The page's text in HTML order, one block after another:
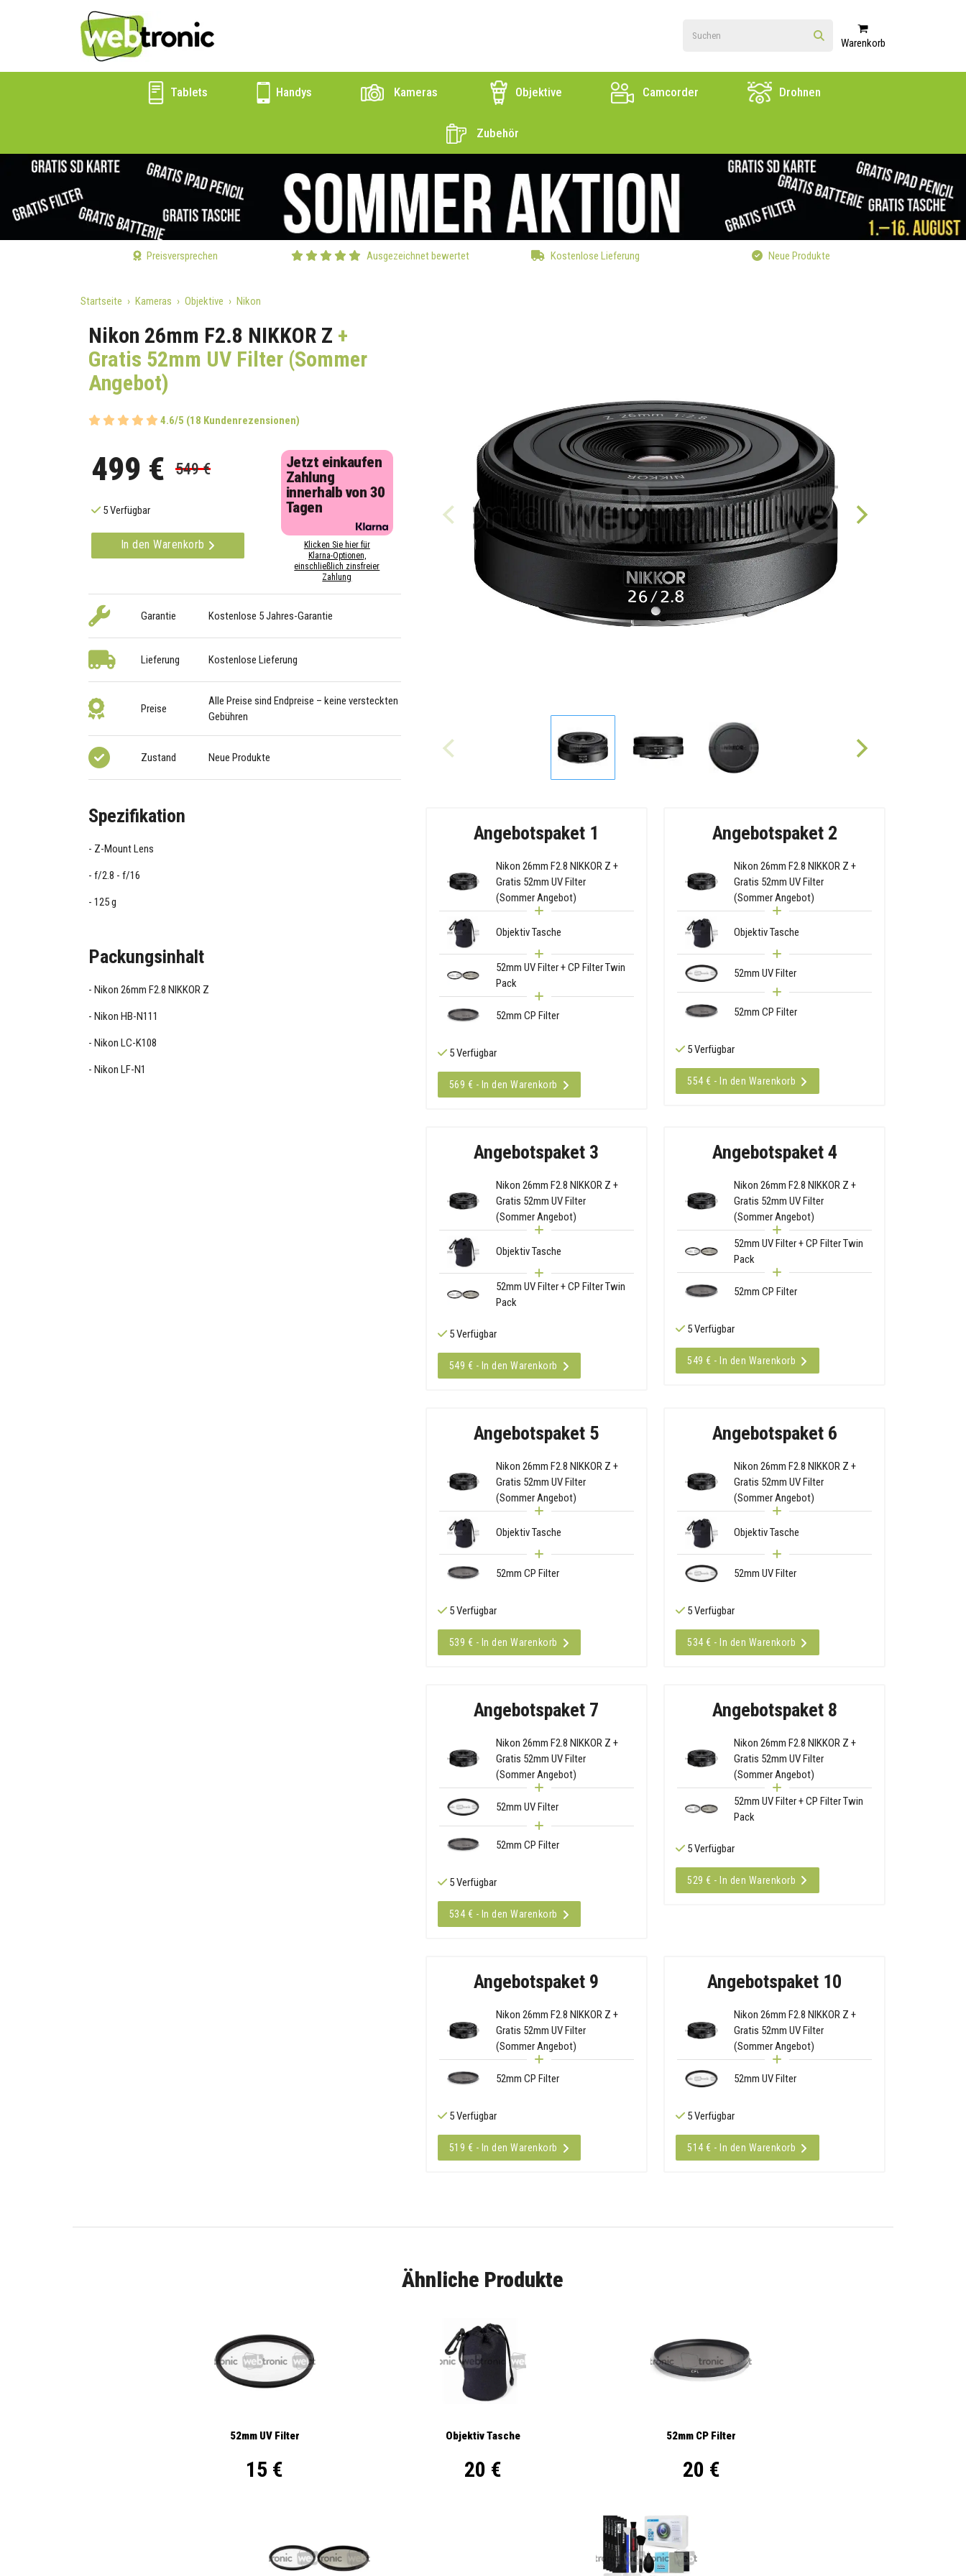
Warenkorb
Tablets Handys Kameras Objektive Camcorder Drohnen
Zubehör
Preisversprechen Ausgezeichnet bewertet Kostenlose Lieferung Neue Produkte
Startseite Kameras Objektive Nikon
Nikon 26mm F2.8 NIKKOR Z +
Gratis 52mm UV Filter (Sommer
Angebot)
4.6/5 (18 Kundenrezensionen)
499 € 549 €
5 Verfügbar
In den Warenkorb
Jetzt einkaufen
Zahlung
innerhalb von 30
Tagen
Klicken Sie hier für
Klarna-Optionen,
einschließlich zinsfreier
Zahlung
Garantie Kostenlose 5 Jahres-Garantie
Lieferung Kostenlose Lieferung
Preise
Alle Preise sind Endpreise – keine versteckten
Gebühren
Zustand Neue Produkte
Angebotspaket 1
Nikon 26mm F2.8 NIKKOR Z +
Gratis 52mm UV Filter
(Sommer Angebot)
Objektiv Tasche
52mm UV Filter + CP Filter Twin
Pack
52mm CP Filter
5 Verfügbar
569 € - In den Warenkorb
Angebotspaket 2
Nikon 26mm F2.8 NIKKOR Z +
Gratis 52mm UV Filter
(Sommer Angebot)
Objektiv Tasche
52mm UV Filter
52mm CP Filter
5 Verfügbar
554 € - In den Warenkorb
Angebotspaket 3
Nikon 26mm F2.8 NIKKOR Z +
Gratis 52mm UV Filter
(Sommer Angebot)
Objektiv Tasche
52mm UV Filter + CP Filter Twin
Pack
5 Verfügbar
549 € - In den Warenkorb
Angebotspaket 4
Nikon 26mm F2.8 NIKKOR Z +
Gratis 52mm UV Filter
(Sommer Angebot)
52mm UV Filter + CP Filter Twin
Pack
52mm CP Filter
5 Verfügbar
549 € - In den Warenkorb
Angebotspaket 5
Nikon 26mm F2.8 NIKKOR Z +
Gratis 52mm UV Filter
(Sommer Angebot)
Objektiv Tasche
52mm CP Filter
5 Verfügbar
539 € - In den Warenkorb
Angebotspaket 6
Nikon 26mm F2.8 NIKKOR Z +
Gratis 52mm UV Filter
(Sommer Angebot)
Objektiv Tasche
52mm UV Filter
5 Verfügbar
534 € - In den Warenkorb
Angebotspaket 7
Nikon 26mm F2.8 NIKKOR Z +
Gratis 52mm UV Filter
(Sommer Angebot)
52mm UV Filter
52mm CP Filter
5 Verfügbar
534 € - In den Warenkorb
Angebotspaket 8
Nikon 26mm F2.8 NIKKOR Z +
Gratis 52mm UV Filter
(Sommer Angebot)
52mm UV Filter + CP Filter Twin
Pack
5 Verfügbar
529 € - In den Warenkorb
Angebotspaket 9
Nikon 26mm F2.8 NIKKOR Z +
Gratis 52mm UV Filter
(Sommer Angebot)
52mm CP Filter
5 Verfügbar
519 € - In den Warenkorb
Angebotspaket 10
Nikon 26mm F2.8 NIKKOR Z +
Gratis 52mm UV Filter
(Sommer Angebot)
52mm UV Filter
5 Verfügbar
514 € - In den Warenkorb
Spezifikation
Z-Mount Lens
f/2.8 - f/16
125 g
Packungsinhalt
Nikon 26mm F2.8 NIKKOR Z
Nikon HB-N111
Nikon LC-K108
Nikon LF-N1
Ähnliche Produkte
52mm UV Filter
15 €
Objektiv Tasche
20 €
52mm CP Filter
20 €